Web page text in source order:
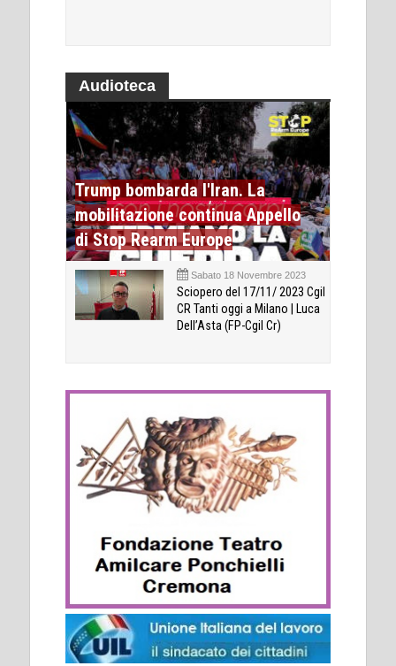
Audioteca
Trump bombarda l'Iran. La
mobilitazione continua Appello
di Stop Rearm Europe
Sabato 18 Novembre 2023
Sciopero del 17/11/ 2023 Cgil
CR Tanti oggi a Milano | Luca
Dell’Asta (FP-Cgil Cr)